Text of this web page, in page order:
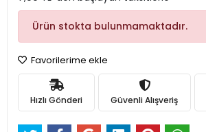
Ürün stokta bulunmamaktadır.
Favorilerime ekle
Hızlı Gönderi Güvenli Alışveriş